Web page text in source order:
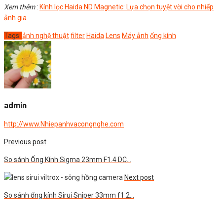
Xem thêm: Kính lọc Haida ND Magnetic: Lựa chọn tuyệt vời cho nhiếp
ảnh gia
Tags: ảnh nghệ thuậtfilter Haida Lens Máy ảnh ống kính
admin
http://www.Nhiepanhvacongnghe.com
Previous post
So sánh Ống Kính Sigma 23mm F1.4 DC…
Next post
So sánh ống kính Sirui Sniper 33mm f1.2…